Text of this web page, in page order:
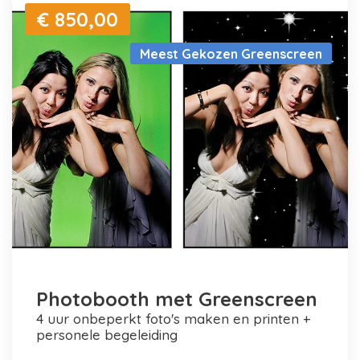
Meest Gekozen Greenscreen
€ 850,00
Photobooth met Greenscreen
4 uur onbeperkt foto's maken en printen +
personele begeleiding